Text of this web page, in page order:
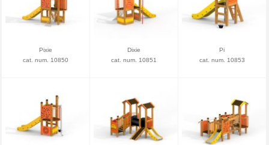
Pixie
cat. num. 10850
Dixie
cat. num. 10851
Pi
cat. num. 10853